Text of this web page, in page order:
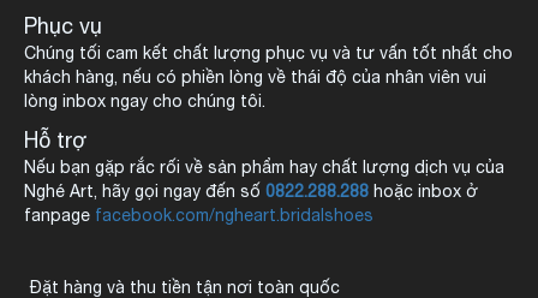
Phục vụ
Chúng tối cam kết chất lượng phục vụ và tư vấn tốt nhất cho
khách hàng, nếu có phiền lòng về thái độ của nhân viên vui
lòng inbox ngay cho chúng tôi.
Hỗ trợ
Nếu bạn gặp rắc rối về sản phẩm hay chất lượng dịch vụ của
Nghé Art, hãy gọi ngay đến số 0822.288.288 hoặc inbox ở
fanpage facebook.com/ngheart.bridalshoes
Đặt hàng và thu tiền tận nơi toàn quốc